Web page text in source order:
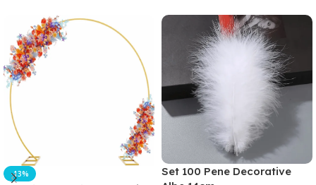
-13%
Set 100 Pene Decorative